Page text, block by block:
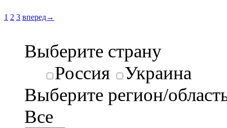
1 2 3 вперед→
Выберите страну
Россия
Украина
Выберите регион/
Все